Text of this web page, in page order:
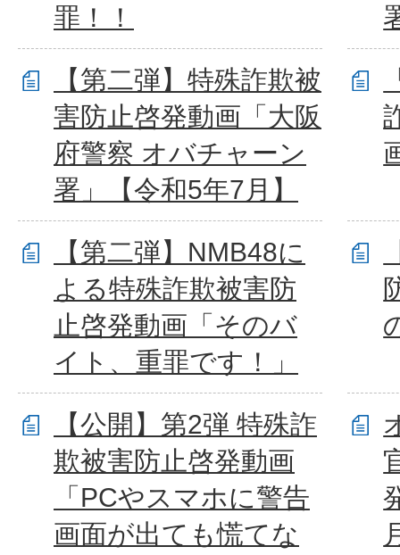
罪！！
【第二弾】特殊詐欺被
害防止啓発動画「大阪
府警察 オバチャーン
署」【令和5年7月】
【第二弾】NMB48に
よる特殊詐欺被害防
止啓発動画「そのバ
イト、重罪です！」
【公開】第2弾 特殊詐
欺被害防止啓発動画
「PCやスマホに警告
画面が出ても慌てな